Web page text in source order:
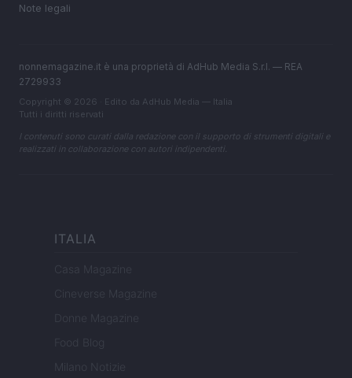
Note legali
nonnemagazine.it è una proprietà di AdHub Media S.r.l. — REA
2729933
Copyright © 2026 · Edito da AdHub Media — Italia
Tutti i diritti riservati
I contenuti sono curati dalla redazione con il supporto di strumenti digitali e
realizzati in collaborazione con autori indipendenti.
ITALIA
Casa Magazine
Cineverse Magazine
Donne Magazine
Food Blog
Milano Notizie